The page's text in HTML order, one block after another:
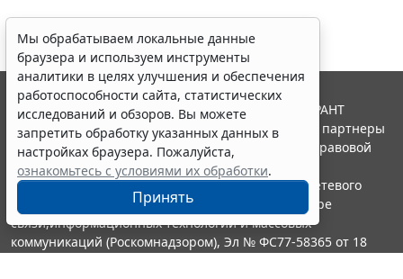
Мы обрабатываем локальные данные
браузера и используем инструменты
аналитики в целях улучшения и обеспечения
работоспособности сайта, статистических
исследований и обзоров. Вы можете
запретить обработку указанных данных в
настройках браузера. Пожалуйста,
ознакомьтесь с условиями их обработки.
Принять
© ООО "НПП "ГАРАНТ-СЕРВИС", 2026. Система ГАРАНТ
выпускается с 1990 года. Компания "Гарант" и ее партнеры
являются участниками Российской ассоциации правовой
информации ГАРАНТ.
Портал ГАРАНТ.РУ зарегистрирован в качестве сетевого
издания Федеральной службой по надзору в сфере
связи,информационных технологий и массовых
коммуникаций (Роскомнадзором), Эл № ФС77-58365 от 18